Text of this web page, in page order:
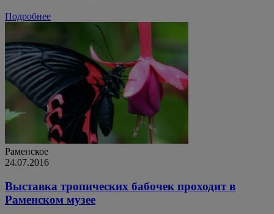
Подробнее
Раменское
24.07.2016
Выставка тропических бабочек проходит в
Раменском музее